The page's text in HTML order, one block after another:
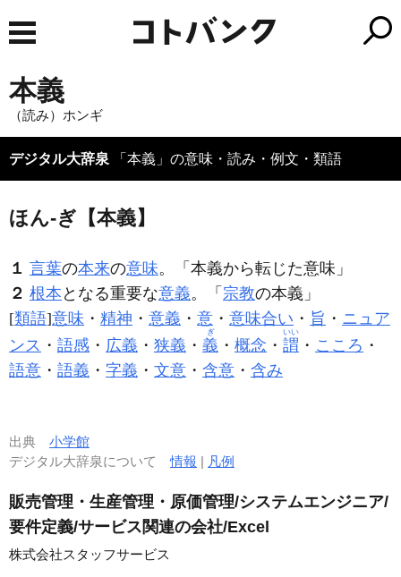
本義
（読み）ホンギ
デジタル大辞泉 「本義」の意味・読み・例文・類語
ほん‐ぎ【本義】
１ 言葉の本来の意味。「 本義から転じた意味」
２ 根本 となる重要な意義。「 宗教の本義 」
[類語]意味 ・ 精神 ・ 意義 ・ 意 ・ 意味合い ・ 旨 ・ ニュア
ンス ・ 語感 ・ 広義 ・ 狭義 ・ 義
ぎ
・ 概念 ・ 謂
いい
・ こころ ・
語意 ・ 語義 ・ 字義 ・ 文意 ・ 含意 ・ 含み
出典 小学館
デジタル大辞泉について情報 | 凡例
販売管理・生産管理・原価管理/システムエンジニア/
要件定義/サービス関連の会社/Excel
株式会社スタッフサービス